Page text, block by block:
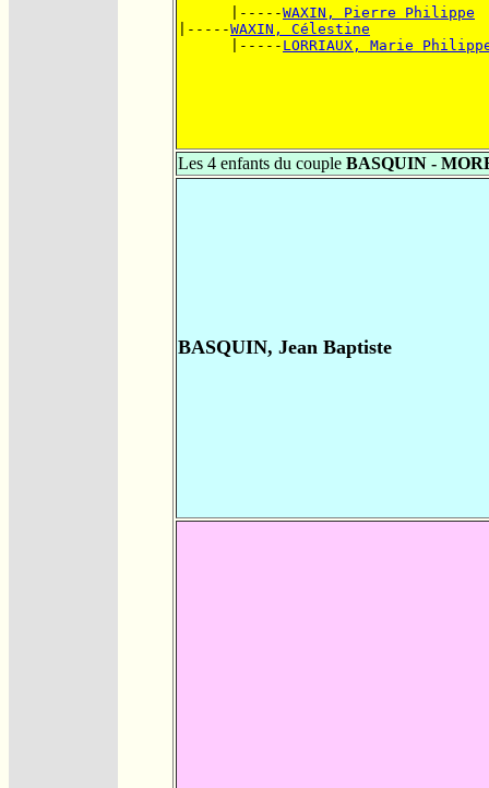
      |-----
WAXIN, Pierre Philippe
|-----WAXIN, Célestine
      |-----
LORRIAUX, Marie
Les 4 enfants du couple BASQUIN -
BASQUIN, Jean Baptiste